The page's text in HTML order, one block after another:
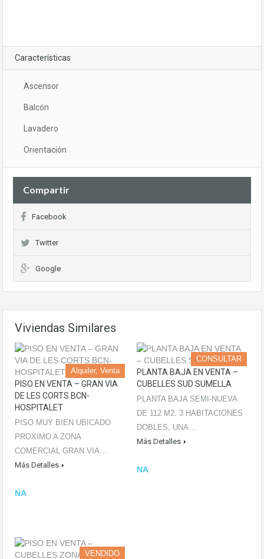
Características
Ascensor
Balcón
Lavadero
Orientación
Compartir
Facebook
Twitter
Google
Viviendas Similares
Alquiler, Venta
PISO EN VENTA – GRAN VIA
DE LES CORTS BCN-
HOSPITALET
PISO MUY BIEN UBICADO
PROXIMO A ZONA
COMERCIAL GRAN VIA…
Más Detalles
NA
CONSULTAR
PLANTA BAJA EN VENTA –
CUBELLES SUD SUMELLA
PLANTA BAJA SEMI-NUEVA
DE 112 M2. 3 HABITACIONES
DOBLES, UNA…
Más Detalles
NA
VENDIDO